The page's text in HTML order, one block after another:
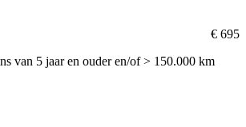
€ 695
van 5 jaar en ouder en/of > 150.000 km